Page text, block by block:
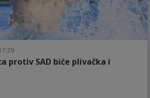
protiv SAD biće plivačka i